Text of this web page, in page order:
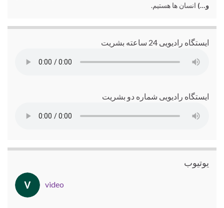
و…) انسان ها هستیم.
ایستگاه رادیویی 24 ساعته بشریت
ایستگاه رادیویی شماره دو بشریت
یوتیوب
video